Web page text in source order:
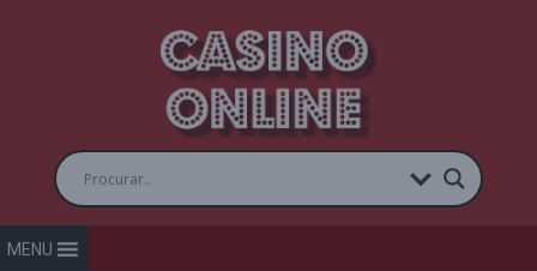
MENU